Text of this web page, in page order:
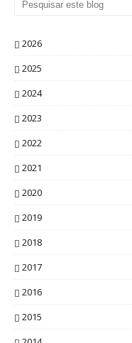
2026
2025
2024
2023
2022
2021
2020
2019
2018
2017
2016
2015